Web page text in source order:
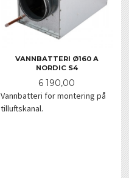
VANNBATTERI Ø160 A
NORDIC S4
Pris
6 190,00
Vannbatteri for montering på
tilluftskanal.